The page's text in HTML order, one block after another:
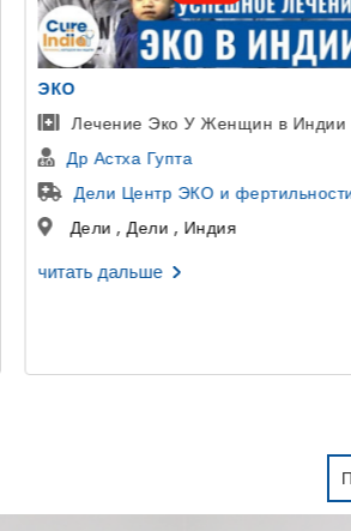
Пересадка Печени Детям В
Др Гирирадж Бора
Артемис больница
Гургаон , Харьяны , Индия
читать дальше